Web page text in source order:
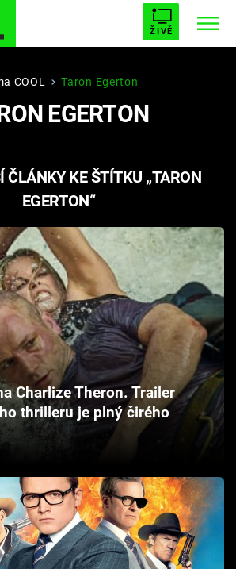
ŽIVĚ
BUFFY, PŘEMOŽITELKA UPÍRŮ
AVENGERS 5
COOL Taron Egerton
EGERTON
ČLÁNKY KE ŠTÍTKU „TARON
EGERTON“
Charlize Theron. Trailer
thrilleru je plný čirého